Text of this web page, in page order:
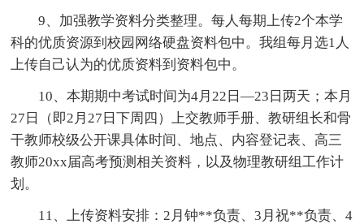
9、加强教学资料分类整理。每人每期上传2个本学
科的优质资源到校园网络硬盘资料包中。我组每月选1人
上传自己认为的优质资料到资料包中。
10、本期期中考试时间为4月22日—23日两天；本月
27日（即2月27日下周四）上交教师手册、教研组长和骨
干教师校级公开课具体时间、地点、内容登记表、高三
教师20xx届高考预测相关资料，以及物理教研组工作计
划。
11、上传资料安排：2月钟**负责、3月祝**负责、4